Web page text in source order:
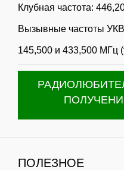
Клубная частота:
Вызывные частоты
145,500 и 433,500 МГц
ПОЛЕЗНОЕ